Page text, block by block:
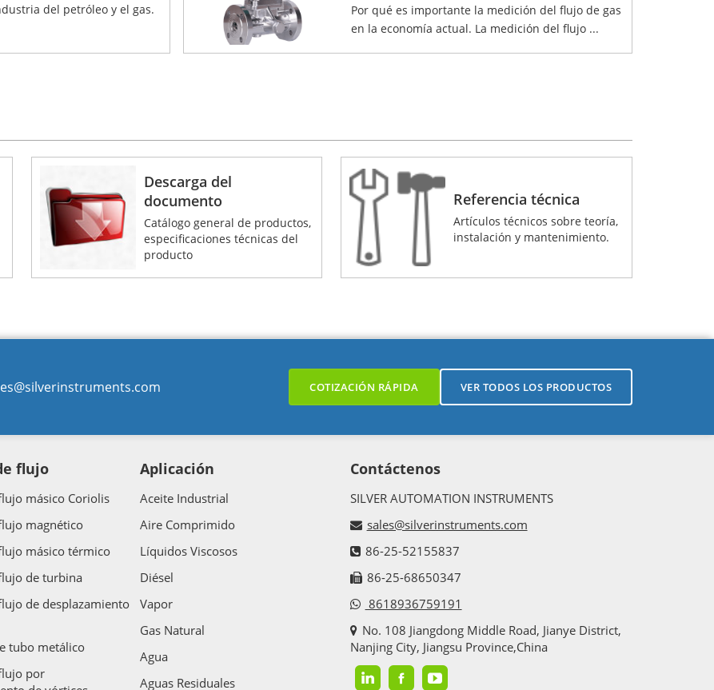
del petróleo y el gas.
Por qué es importante la medición del flujo de gas
en la economía actual. La medición del flujo ...
Descarga del
documento
Catálogo general de productos,
especificaciones técnicas del
producto
Referencia técnica
Artículos técnicos sobre teoría,
instalación y mantenimiento.
COTIZACIÓN RÁPIDA VER TODOS LOS PRODUCTOS
flujo
másico Coriolis
magnético
másico térmico
de turbina
de desplazamiento
tubo metálico
por
Aplicación
Aceite Industrial
Aire Comprimido
Líquidos Viscosos
Diésel
Vapor
Gas Natural
Agua
Aguas Residuales
Contáctenos
SILVER AUTOMATION INSTRUMENTS
sales@silverinstruments.com
86-25-52155837
86-25-68650347
8618936759191
No. 108 Jiangdong Middle Road, Jianye District,
Nanjing City, Jiangsu Province,China